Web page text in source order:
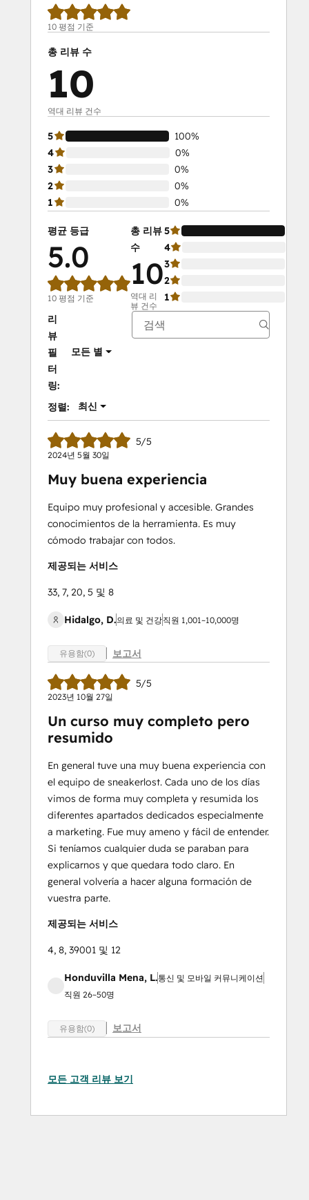
10 평점 기준
총 리뷰 수
10
역대 리뷰 건수
5
100%
4
0%
3
0%
2
0%
1
0%
평균 등급
5.0
10 평점 기준
총 리뷰
수
10
역대 리
뷰 건수
5
4
3
2
1
리
뷰
필
터
링:
모든 별
정렬: 최신
5/5
2024년 5월 30일
Muy buena experiencia
Equipo muy profesional y accesible. Grandes
conocimientos de la herramienta. Es muy
cómodo trabajar con todos.
제공되는 서비스
33, 7, 20, 5 및 8
Hidalgo, D.의료 및 건강직원 1,001~10,000명
유용함(0) 보고서
5/5
2023년 10월 27일
Un curso muy completo pero
resumido
En general tuve una muy buena experiencia con
el equipo de sneakerlost. Cada uno de los días
vimos de forma muy completa y resumida los
diferentes apartados dedicados especialmente
a marketing. Fue muy ameno y fácil de entender.
Si teníamos cualquier duda se paraban para
explicarnos y que quedara todo claro. En
general volvería a hacer alguna formación de
vuestra parte.
제공되는 서비스
4, 8, 39001 및 12
Honduvilla Mena, L.통신 및 모바일 커뮤니케이션
직원 26~50명
유용함(0) 보고서
모든 고객 리뷰 보기